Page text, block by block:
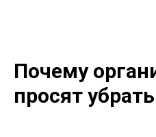
Почему
просят